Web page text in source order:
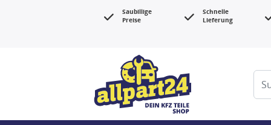
Saubillige
Preise
Schnelle
Lieferung